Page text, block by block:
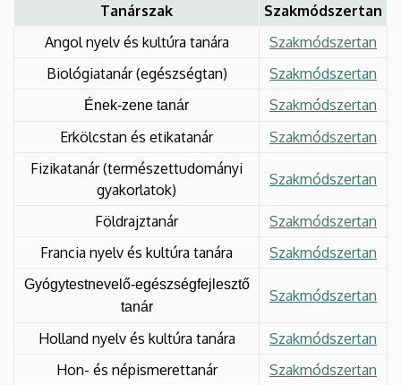
Tanárszak
Szakmódszertan
Angol nyelv és kultúra tanára
Szakmódszertan
Biológiatanár (egészségtan)
Szakmódszertan
Ének-zene tanár
Szakmódszertan
Erkölcstan és etikatanár
Szakmódszertan
Fizikatanár (természettudományi
gyakorlatok)
Szakmódszertan
Földrajztanár
Szakmódszertan
Francia nyelv és kultúra tanára
Szakmódszertan
Gyógytestnevelő-egészségfejlesztő
tanár
Szakmódszertan
Holland nyelv és kultúra tanára
Szakmódszertan
Hon- és népismerettanár
Szakmódszertan